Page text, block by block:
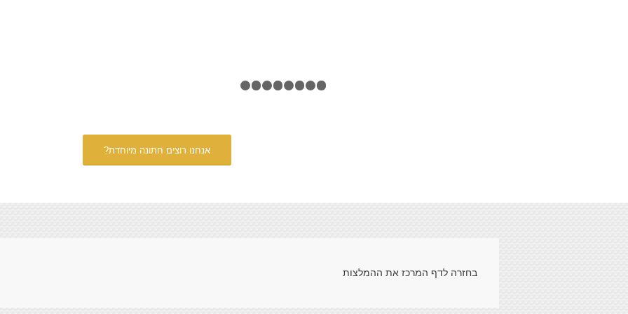
אנחנו רוצים חתונה מיוחדת?
בחזרה לדף המרכז את ההמלצות